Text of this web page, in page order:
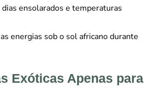
ensolarados e temperaturas
energias sob o sol africano durante
Exóticas Apenas para